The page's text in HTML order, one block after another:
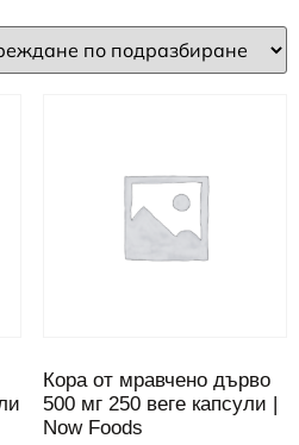
Кора от мравчено дърво
500 мг 250 веге капсули |
Now Foods